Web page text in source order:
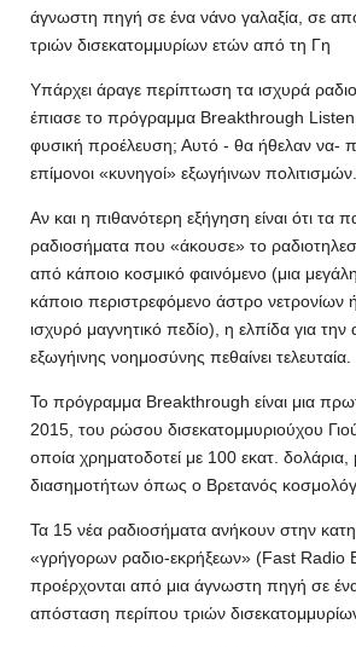
άγνωστη πηγή σε ένα νάνο γαλαξία, σε
τριών δισεκατομμυρίων ετών από τη Γη
Υπάρχει άραγε περίπτωση τα ισχυρά
έπιασε το πρόγραμμα Breakthrough
φυσική προέλευση; Αυτό - θα ήθελαν να-
επίμονοι «κυνηγοί» εξωγήινων πολιτισμών.
Αν και η πιθανότερη εξήγηση είναι ότι τα
ραδιοσήματα που «άκουσε» το
από κάποιο κοσμικό φαινόμενο (μια
κάποιο περιστρεφόμενο άστρο νετρονίων
ισχυρό μαγνητικό πεδίο), η ελπίδα για
εξωγήινης νοημοσύνης πεθαίνει τελευταία.
Το πρόγραμμα Breakthrough είναι μια
2015, του ρώσου δισεκατομμυριούχου
οποία χρηματοδοτεί με 100 εκατ. δολάρια,
διασημοτήτων όπως ο Βρετανός
Τα 15 νέα ραδιοσήματα ανήκουν στην
«γρήγορων ραδιο-εκρήξεων» (Fast Radio
προέρχονται από μια άγνωστη πηγή σε
απόσταση περίπου τριών